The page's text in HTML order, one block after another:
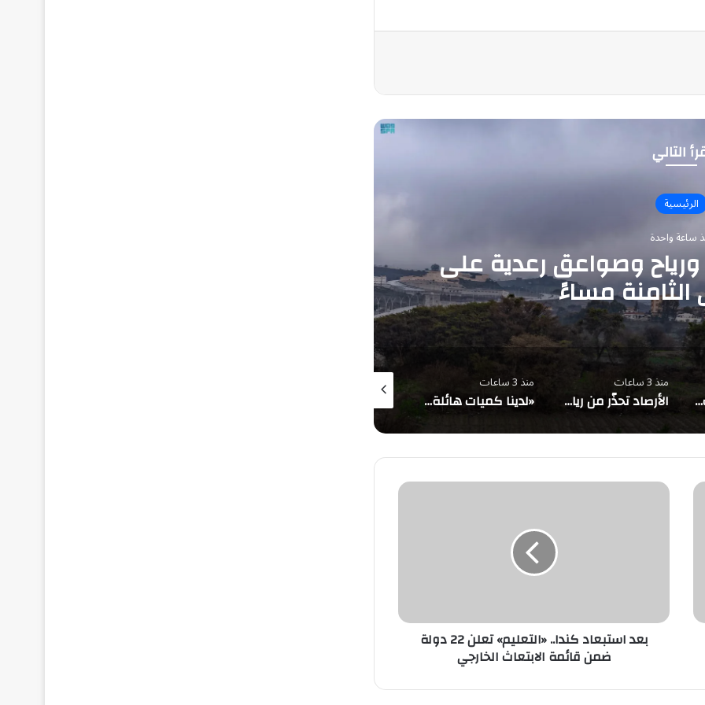
التالي
الرئيسية
ساعة واحدة
ورياح وصواعق رعدية على
الثامنة مساءً
تعيين قائد للتحالف البحري الدفاعي متعدد الجنسيات
منذ 3 ساعات
الأرصاد تحذّر من رياح نشطة تُقلّص الرؤية على منطقة حائل
منذ 3 ساعات
«لدينا كميات هائلة».. ترامب يرد على تقارير نفاد الصواريخ الدقيقة بعد حرب إيران والبنتاغون يلتزم الصمت
منذ 3 ساعات
بعد
قائمة
الابتعاث
الخارجي
بعد استبعاد كندا.. «التعلیم» تعلن 22 دولة
ضمن قائمة الابتعاث الخارجي